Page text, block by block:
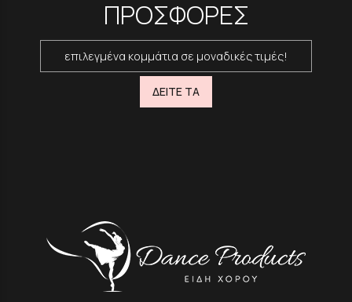
ΠΡΟΣΦΟΡΕΣ
επιλεγμένα κομμάτια σε μοναδικές τιμές!
ΔΕΙΤΕ ΤΑ